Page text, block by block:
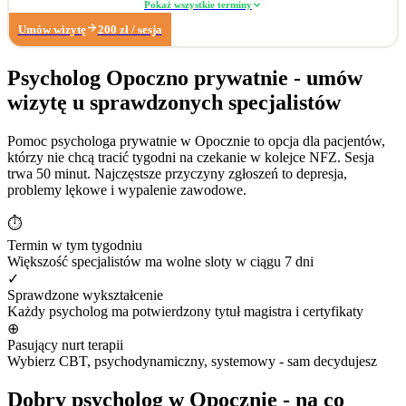
Pracuję również z: • zaburzeniami libido (hiperlibidemia, hipolibidemia), •
od pornografii oraz masturbacji, • wpływem substancji psychoaktywnych na
seksualność. Poza obszarem seksuologicznym wspieram osoby z trudnościami
w radzeniu sobie z: • zarządzaniem trudnymi emocjami, • relacjami
społecznymi, • sytuacjami kryzysowymi i stresem adaptacyjnym, • obniżonym
nastrojem i lękiem. Dzięki wieloletniemu doświadczeniu w biznesie zapraszam
również na konsultacje dotyczące: • wypalenia zawodowego, • kryzysu
związanego z długotrwałym poszukiwaniem pracy, • stresu związanego ze
zmianą zawodową. Moje największe sukcesy zawodowe: • terapia
krótkoterminowa, której efektem było dokonanie coming outu w rodzinie, •
diagnoza wytrysku wstecznego, • diagnoza pochwicy.
Pokaż wszystkie terminy
Umów wizytę 200 zł / sesja
Psycholog Opoczno prywatnie - umów
wizytę u sprawdzonych specjalistów
Pomoc psychologa prywatnie w Opocznie to opcja dla pacjentów,
którzy nie chcą tracić tygodni na czekanie w kolejce NFZ. Sesja
trwa 50 minut. Najczęstsze przyczyny zgłoszeń to depresja,
problemy lękowe i wypalenie zawodowe.
⏱
Termin w tym tygodniu
Większość specjalistów ma wolne sloty w ciągu 7 dni
✓
Sprawdzone wykształcenie
Każdy psycholog ma potwierdzony tytuł magistra i certyfikaty
⊕
Pasujący nurt terapii
Wybierz CBT, psychodynamiczny, systemowy - sam decydujesz
Dobry psycholog w Opocznie - na co